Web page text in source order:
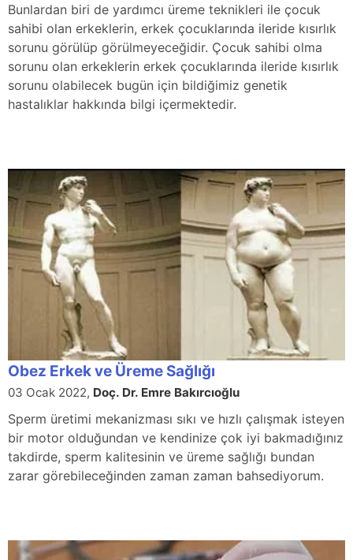
Bunlardan biri de yardımcı üreme teknikleri ile çocuk
sahibi olan erkeklerin, erkek çocuklarında ileride kısırlık
sorunu görülüp görülmeyeceğidir. Çocuk sahibi olma
sorunu olan erkeklerin erkek çocuklarında ileride kısırlık
sorunu olabilecek bugün için bildiğimiz genetik
hastalıklar hakkında bilgi içermektedir.
Obez Erkek ve Üreme Sağlığı
03 Ocak 2022, Doç. Dr. Emre Bakırcıoğlu
Sperm üretimi mekanizması sıkı ve hızlı çalışmak isteyen
bir motor olduğundan ve kendinize çok iyi bakmadığınız
takdirde, sperm kalitesinin ve üreme sağlığı bundan
zarar görebileceğinden zaman zaman bahsediyorum.